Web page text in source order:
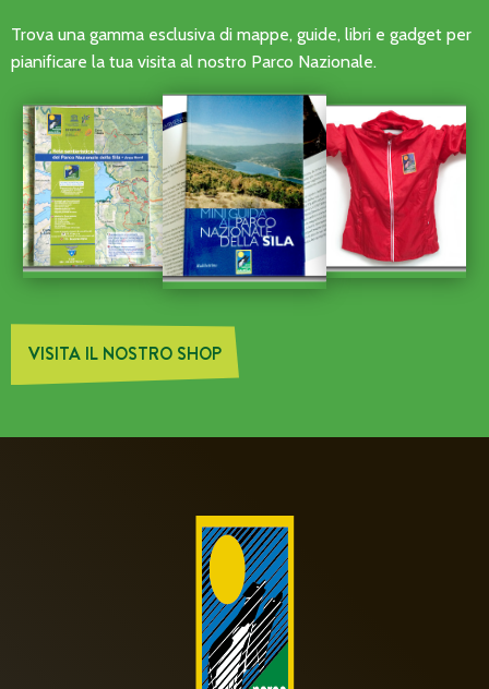
Trova una gamma esclusiva di mappe, guide, libri e gadget per
pianificare la tua visita al nostro Parco Nazionale.
VISITA IL NOSTRO SHOP